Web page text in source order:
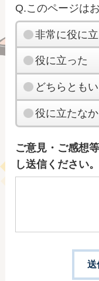
Q.このページは
非常に役に
役に立った
どちらとも
役に立たな
ご意見・ご感想
し送信ください。